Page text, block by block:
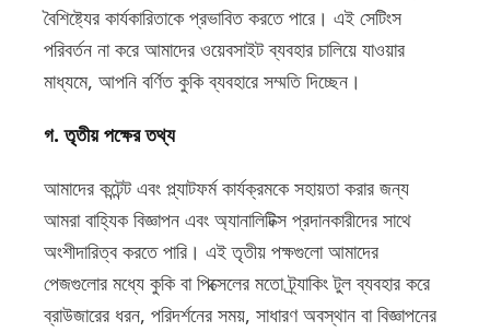
বৈশিষ্ট্যের কার্যকারিতাকে প্রভাবিত করতে পারে। এই সেটিংস
পরিবর্তন না করে আমাদের ওয়েবসাইট ব্যবহার চালিয়ে যাওয়ার
মাধ্যমে, আপনি বর্ণিত কুকি ব্যবহারে সম্মতি দিচ্ছেন।
গ. তৃতীয় পক্ষের তথ্য
আমাদের কন্টেন্ট এবং প্ল্যাটফর্ম কার্যক্রমকে সহায়তা করার জন্য
আমরা বাহ্যিক বিজ্ঞাপন এবং অ্যানালিটিক্স প্রদানকারীদের সাথে
অংশীদারিত্ব করতে পারি। এই তৃতীয় পক্ষগুলো আমাদের
পেজগুলোর মধ্যে কুকি বা পিক্সেলের মতো ট্র্যাকিং টুল ব্যবহার করে
ব্রাউজারের ধরন, পরিদর্শনের সময়, সাধারণ অবস্থান বা বিজ্ঞাপনের